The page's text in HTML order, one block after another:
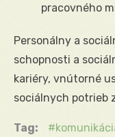
pracovného
Personálny a
schopnosti a
kariéry, vnútorné
sociálnych potrieb
Tag: